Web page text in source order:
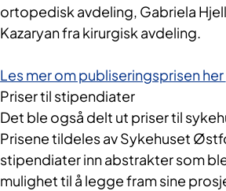
ortopedisk avdeling, Gabriela
Kazaryan fra kirurgisk avdeling.
Les mer om publiseringsprisen her ​
Priser til stipendiater
Det ble også delt ut priser til
Prisene tildeles av Sykehuset
stipendiater inn abstrakter som
mulighet til å legge fram sine